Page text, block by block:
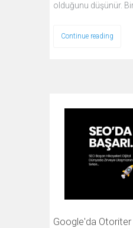
olduğunu düşünür.
Continue reading
Google'da